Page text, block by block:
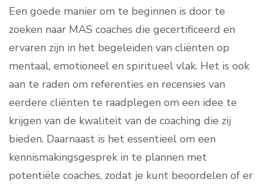
Een goede manier om te beginnen is door te
zoeken naar MAS coaches die gecertificeerd en
ervaren zijn in het begeleiden van cliënten op
mentaal, emotioneel en spiritueel vlak. Het is ook
aan te raden om referenties en recensies van
eerdere cliënten te raadplegen om een idee te
krijgen van de kwaliteit van de coaching die zij
bieden. Daarnaast is het essentieel om een
kennismakingsgesprek in te plannen met
potentiële coaches, zodat je kunt beoordelen of er